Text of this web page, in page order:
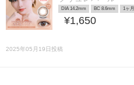
DIA 14.2mm BC 8.6mm 1ヶ月
¥1,650
2025年05月19日投稿